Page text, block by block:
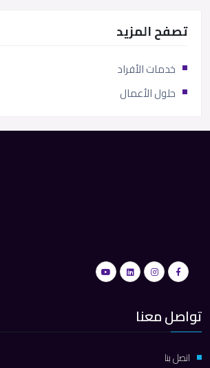
تصفح المزيد
خدمات الأفراد
حلول الأعمال
تواصل معنا
اتصل بنا